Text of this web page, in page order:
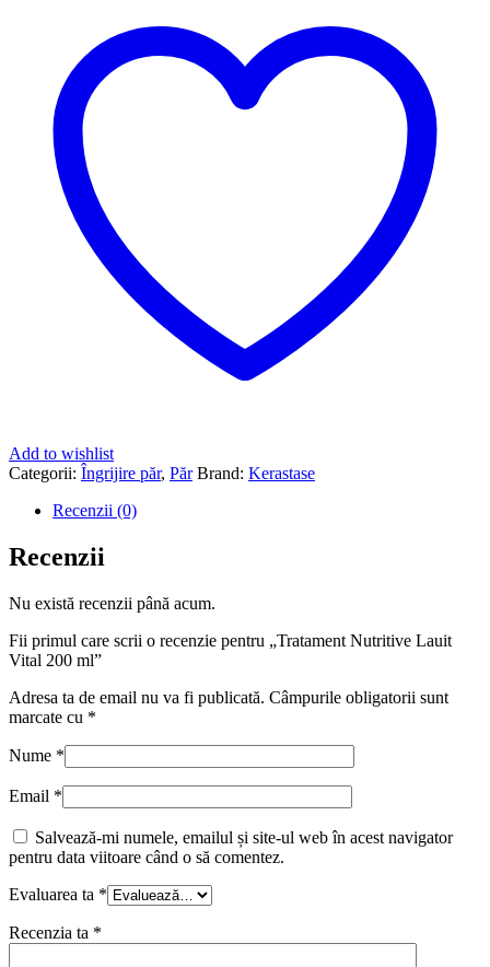
Add to wishlist
Categorii: Îngrijire păr, Păr Brand: Kerastase
Recenzii (0)
Recenzii
Nu există recenzii până acum.
Fii primul care scrii o recenzie pentru „Tratament Nutritive Lauit
Vital 200 ml”
Adresa ta de email nu va fi publicată. Câmpurile obligatorii sunt
marcate cu *
Nume *
Email *
Salvează-mi numele, emailul și site-ul web în acest navigator
pentru data viitoare când o să comentez.
Evaluarea ta *
Recenzia ta *